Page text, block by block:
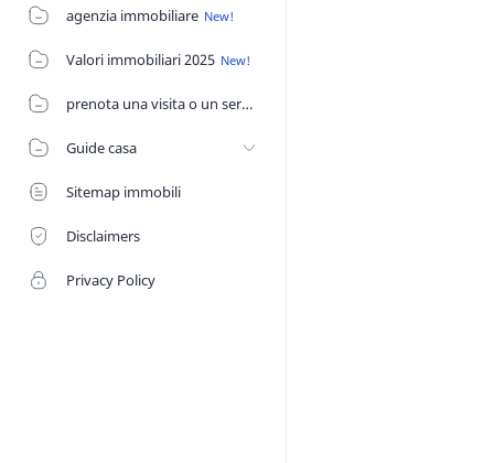
agenzia immobiliare
Valori immobiliari 2025
prenota una visita o un servizio di agenzia
Guide casa
Sitemap immobili
Disclaimers
Privacy Policy